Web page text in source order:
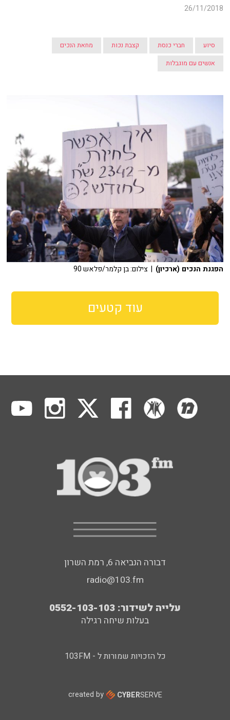
26/11/2018
סיוע חברי כנסת קצבת נכות
מחאת הנכים
אנשים עם מוגבלות
הפגנת הנכים (ארכיון) | צילום: בן קלמר/פלאש 90
עוד קטעים
דבורה הנביאה 6, רמת השרון
radio@103.fm
עלייה לשידור: 0552-103-103
בעלות שיחה רגילה
כל הזכויות שמורות ל - 103FM
created by CYBERSERVE